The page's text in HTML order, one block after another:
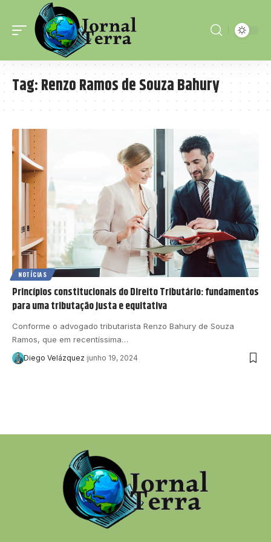
Tag:Renzo Ramos de Souza Bahury
NOTÍCIAS
Princípios constitucionais do Direito Tributário: fundamentos
para uma tributação justa e equitativa
Conforme o advogado tributarista Renzo Bahury de Souza
Ramos, que em recentíssima…
Diego Velázquez junho 19, 2024